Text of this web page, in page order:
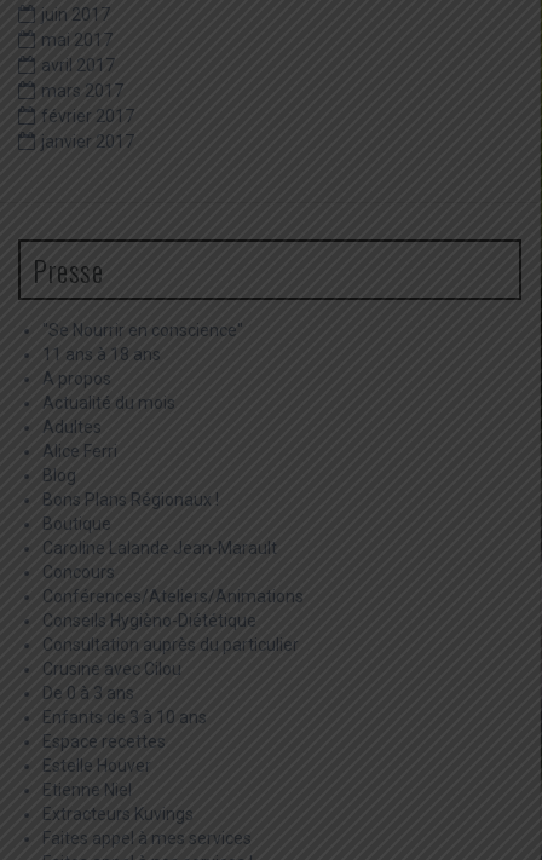
juin 2017
mai 2017
avril 2017
mars 2017
février 2017
janvier 2017
Presse
"Se Nourrir en conscience"
11 ans à 18 ans
A propos
Actualité du mois
Adultes
Alice Ferri
Blog
Bons Plans Régionaux !
Boutique
Caroline Lalande Jean-Marault
Concours
Conférences/Ateliers/Animations
Conseils Hygièno-Diététique
Consultation auprès du particulier
Crusine avec Cilou
De 0 à 3 ans
Enfants de 3 à 10 ans
Espace recettes
Estelle Houver
Etienne Niel
Extracteurs Kuvings
Faites appel à mes services